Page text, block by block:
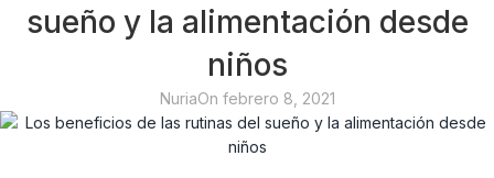
sueño y la alimentación desde
niños
NuriaOn febrero 8, 2021